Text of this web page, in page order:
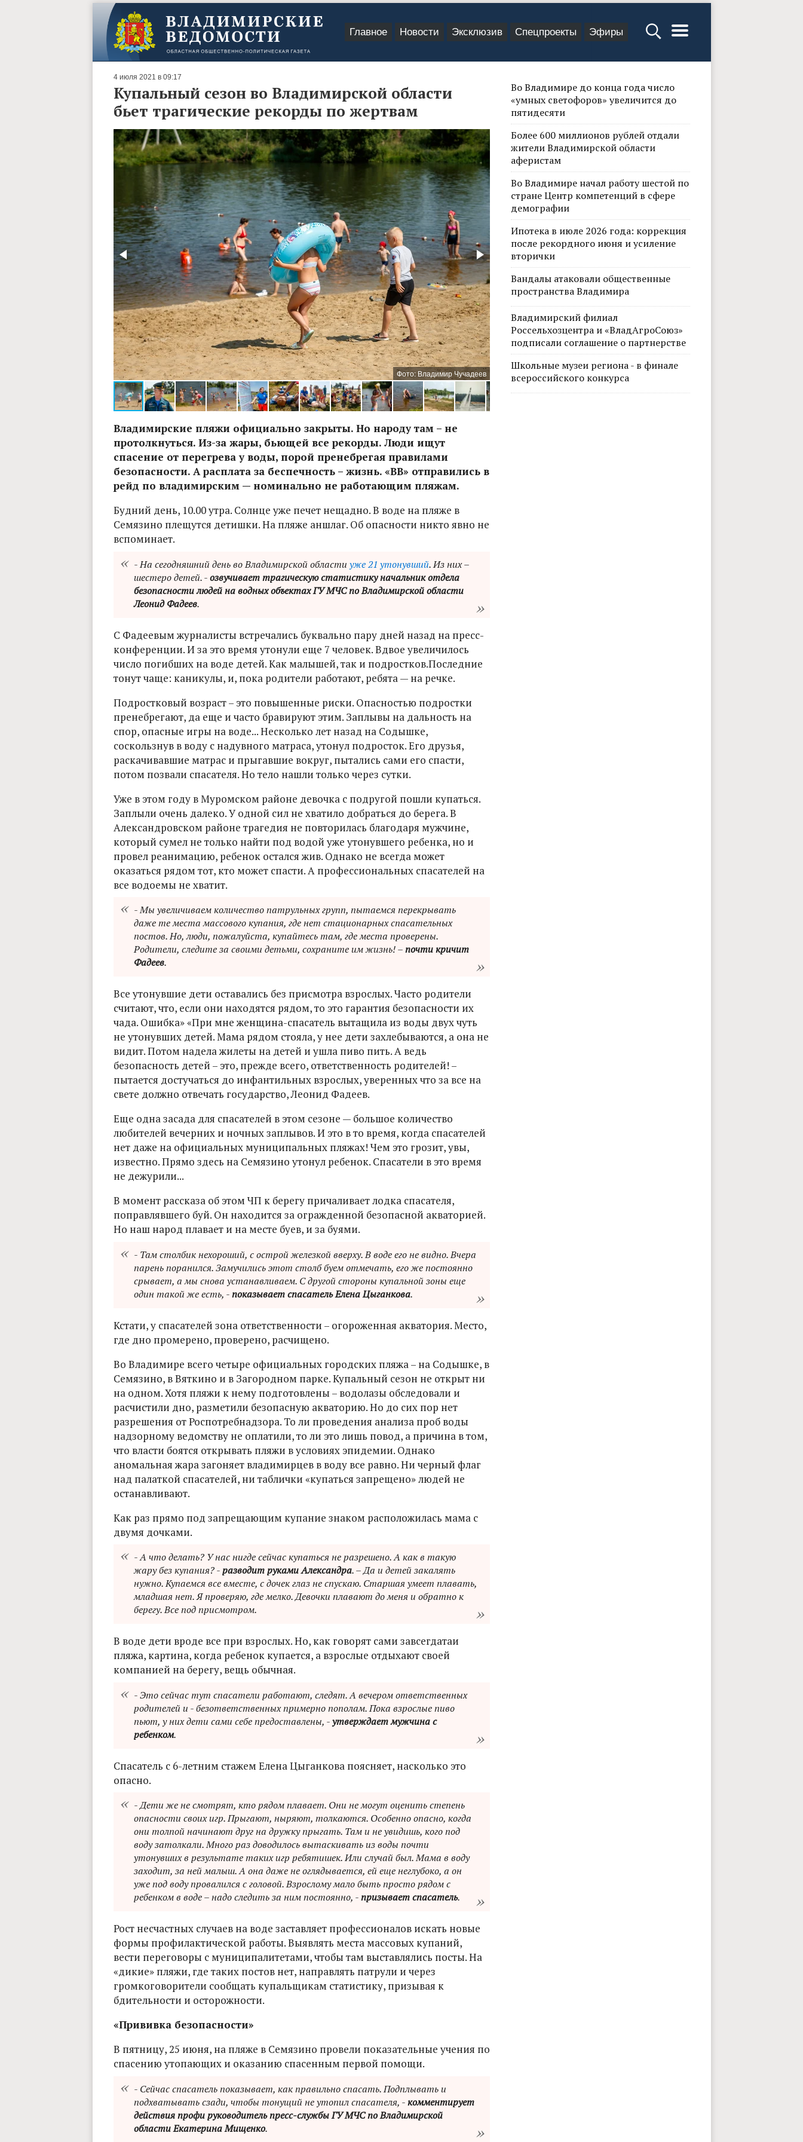
Главное Новости Эксклюзив Спецпроекты Эфиры
4 июля 2021 в 09:17
Купальный сезон во Владимирской области
бьет трагические рекорды по жертвам
Фото: Владимир Чучадеев
Владимирские пляжи официально закрыты. Но народу там – не
протолкнуться. Из-за жары, бьющей все рекорды. Люди ищут
спасение от перегрева у воды, порой пренебрегая правилами
безопасности. А расплата за беспечность – жизнь. «ВВ» отправились в
рейд по владимирским — номинально не работающим пляжам.
Будний день, 10.00 утра. Солнце уже печет нещадно. В воде на пляже в
Семязино плещутся детишки. На пляже аншлаг. Об опасности никто явно не
вспоминает.
- На сегодняшний день во Владимирской области уже 21 утонувший. Из них –
шестеро детей. -озвучивает трагическую статистику начальник отдела
безопасности людей на водных объектах ГУ МЧС по Владимирской области
Леонид Фадеев.
С Фадеевым журналисты встречались буквально пару дней назад на пресс-
конференции. И за это время утонули еще 7 человек. Вдвое увеличилось
число погибших на воде детей. Как малышей, так и подростков.Последние
тонут чаще: каникулы, и, пока родители работают, ребята — на речке.
Подростковый возраст – это повышенные риски. Опасностью подростки
пренебрегают, да еще и часто бравируют этим. Заплывы на дальность на
спор, опасные игры на воде... Несколько лет назад на Содышке,
соскользнув в воду с надувного матраса, утонул подросток. Его друзья,
раскачивавшие матрас и прыгавшие вокруг, пытались сами его спасти,
потом позвали спасателя. Но тело нашли только через сутки.
Уже в этом году в Муромском районе девочка с подругой пошли купаться.
Заплыли очень далеко. У одной сил не хватило добраться до берега. В
Александровском районе трагедия не повторилась благодаря мужчине,
который сумел не только найти под водой уже утонувшего ребенка, но и
провел реанимацию, ребенок остался жив. Однако не всегда может
оказаться рядом тот, кто может спасти. А профессиональных спасателей на
все водоемы не хватит.
- Мы увеличиваем количество патрульных групп, пытаемся перекрывать
даже те места массового купания, где нет стационарных спасательных
постов. Но, люди, пожалуйста, купайтесь там, где места проверены.
Родители, следите за своими детьми, сохраните им жизнь! –почти кричит
Фадеев.
Все утонувшие дети оставались без присмотра взрослых. Часто родители
считают, что, если они находятся рядом, то это гарантия безопасности их
чада. Ошибка» «При мне женщина-спасатель вытащила из воды двух чуть
не утонувших детей. Мама рядом стояла, у нее дети захлебываются, а она не
видит. Потом надела жилеты на детей и ушла пиво пить. А ведь
безопасность детей – это, прежде всего, ответственность родителей! –
пытается достучаться до инфантильных взрослых, уверенных что за все на
свете должно отвечать государство, Леонид Фадеев.
Еще одна засада для спасателей в этом сезоне — большое количество
любителей вечерних и ночных заплывов. И это в то время, когда спасателей
нет даже на официальных муниципальных пляжах! Чем это грозит, увы,
известно. Прямо здесь на Семязино утонул ребенок. Спасатели в это время
не дежурили...
В момент рассказа об этом ЧП к берегу причаливает лодка спасателя,
поправлявшего буй. Он находится за огражденной безопасной акваторией.
Но наш народ плавает и на месте буев, и за буями.
- Там столбик нехороший, с острой железкой вверху. В воде его не видно. Вчера
парень поранился. Замучились этот столб буем отмечать, его же постоянно
срывает, а мы снова устанавливаем. С другой стороны купальной зоны еще
один такой же есть, -показывает спасатель Елена Цыганкова.
Кстати, у спасателей зона ответственности – огороженная акватория. Место,
где дно промерено, проверено, расчищено.
Во Владимире всего четыре официальных городских пляжа – на Содышке, в
Семязино, в Вяткино и в Загородном парке. Купальный сезон не открыт ни
на одном. Хотя пляжи к нему подготовлены – водолазы обследовали и
расчистили дно, разметили безопасную акваторию. Но до сих пор нет
разрешения от Роспотребнадзора. То ли проведения анализа проб воды
надзорному ведомству не оплатили, то ли это лишь повод, а причина в том,
что власти боятся открывать пляжи в условиях эпидемии. Однако
аномальная жара загоняет владимирцев в воду все равно. Ни черный флаг
над палаткой спасателей, ни таблички «купаться запрещено» людей не
останавливают.
Как раз прямо под запрещающим купание знаком расположилась мама с
двумя дочками.
- А что делать? У нас нигде сейчас купаться не разрешено. А как в такую
жару без купания? -разводит руками Александра. – Да и детей закалять
нужно. Купаемся все вместе, с дочек глаз не спускаю. Старшая умеет плавать,
младшая нет. Я проверяю, где мелко. Девочки плавают до меня и обратно к
берегу. Все под присмотром.
В воде дети вроде все при взрослых. Но, как говорят сами завсегдатаи
пляжа, картина, когда ребенок купается, а взрослые отдыхают своей
компанией на берегу, вещь обычная.
- Это сейчас тут спасатели работают, следят. А вечером ответственных
родителей и - безответственных примерно пополам. Пока взрослые пиво
пьют, у них дети сами себе предоставлены, -утверждает мужчина с
ребенком.
Спасатель с 6-летним стажем Елена Цыганкова поясняет, насколько это
опасно.
- Дети же не смотрят, кто рядом плавает. Они не могут оценить степень
опасности своих игр. Прыгают, ныряют, толкаются. Особенно опасно, когда
они толпой начинают друг на дружку прыгать. Там и не увидишь, кого под
воду затолкали. Много раз доводилось вытаскивать из воды почти
утонувших в результате таких игр ребятишек. Или случай был. Мама в воду
заходит, за ней малыш. А она даже не оглядывается, ей еще неглубоко, а он
уже под воду провалился с головой. Взрослому мало быть просто рядом с
ребенком в воде – надо следить за ним постоянно, -призывает спасатель.
Рост несчастных случаев на воде заставляет профессионалов искать новые
формы профилактической работы. Выявлять места массовых купаний,
вести переговоры с муниципалитетами, чтобы там выставлялись посты. На
«дикие» пляжи, где таких постов нет, направлять патрули и через
громкоговорители сообщать купальщикам статистику, призывая к
бдительности и осторожности.
«Прививка безопасности»
В пятницу, 25 июня, на пляже в Семязино провели показательные учения по
спасению утопающих и оказанию спасенным первой помощи.
- Сейчас спасатель показывает, как правильно спасать. Подплывать и
подхватывать сзади, чтобы тонущий не утопил спасателя, -комментирует
действия профи руководитель пресс-службы ГУ МЧС по Владимирской
области Екатерина Мищенко.
Во Владимире до конца года число
«умных светофоров» увеличится до
пятидесяти
Более 600 миллионов рублей отдали
жители Владимирской области
аферистам
Во Владимире начал работу шестой по
стране Центр компетенций в сфере
демографии
Ипотека в июле 2026 года: коррекция
после рекордного июня и усиление
вторички
Вандалы атаковали общественные
пространства Владимира
Владимирский филиал
Россельхозцентра и «ВладАгроСоюз»
подписали соглашение о партнерстве
Школьные музеи региона - в финале
всероссийского конкурса